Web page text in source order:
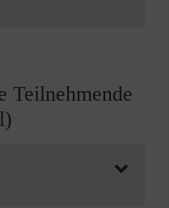
Teilnehmende